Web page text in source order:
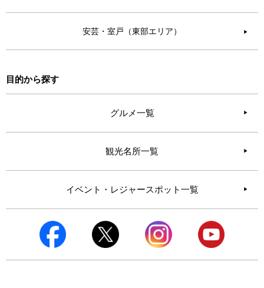
安芸・室戸（東部エリア） ▶︎
目的から探す
グルメ一覧
観光名所一覧
イベント・レジャースポット一覧